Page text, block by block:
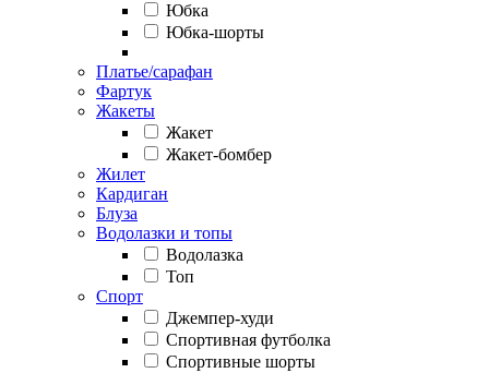
Юбка
Юбка-шорты
Платье/сарафан
Фартук
Жакеты
Жакет
Жакет-бомбер
Жилет
Кардиган
Блуза
Водолазки и топы
Водолазка
Топ
Спорт
Джемпер-худи
Спортивная футболка
Спортивные шорты